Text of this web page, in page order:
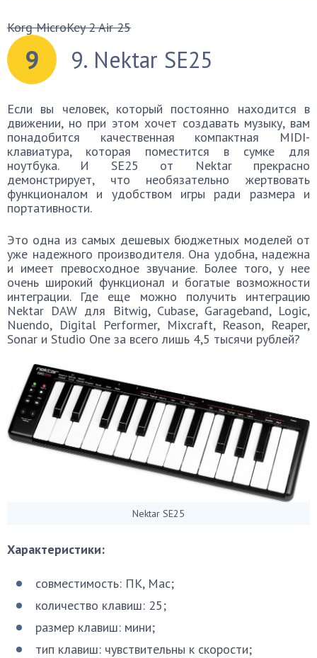
Korg MicroKey 2 Air 25
9 9. Nektar SE25
Если вы человек, который постоянно находится в
движении, но при этом хочет создавать музыку, вам
понадобится качественная компактная MIDI-
клавиатура, которая поместится в сумке для
ноутбука. И SE25 от Nektar прекрасно
демонстрирует, что необязательно жертвовать
функционалом и удобством игры ради размера и
портативности.
Это одна из самых дешевых бюджетных моделей от
уже надежного производителя. Она удобна, надежна
и имеет превосходное звучание. Более того, у нее
очень широкий функционал и богатые возможности
интеграции. Где еще можно получить интеграцию
Nektar DAW для Bitwig, Cubase, Garageband, Logic,
Nuendo, Digital Performer, Mixcraft, Reason, Reaper,
Sonar и Studio One за всего лишь 4,5 тысячи рублей?
Nektar SE25
Характеристики:
совместимость: ПК, Mac;
количество клавиш: 25;
размер клавиш: мини;
тип клавиш: чувствительны к скорости;